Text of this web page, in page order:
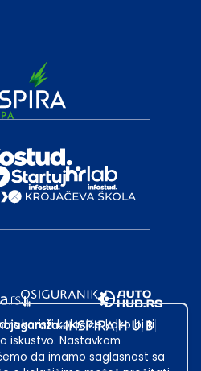
koristi kolačiće kako bi ti
iskustvo. Nastavkom
da imamo saglasnost sa